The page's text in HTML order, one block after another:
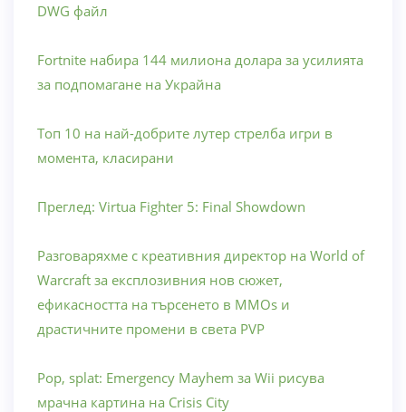
DWG файл
Fortnite набира 144 милиона долара за усилията
за подпомагане на Украйна
Топ 10 на най-добрите лутер стрелба игри в
момента, класирани
Преглед: Virtua Fighter 5: Final Showdown
Разговаряхме с креативния директор на World of
Warcraft за експлозивния нов сюжет,
ефикасността на търсенето в MMOs и
драстичните промени в света PVP
Pop, splat: Emergency Mayhem за Wii рисува
мрачна картина на Crisis City